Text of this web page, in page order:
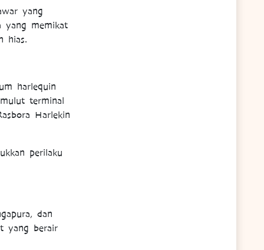
yang
yang memikat
hias.
harlequin
terminal
Harlekin
perilaku
dan
yang berair